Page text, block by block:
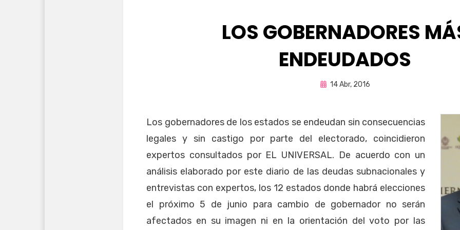
LOS GOBERNADORES
ENDEUDADOS
porEnrique
Publicada
14 Abr, 2016
Los gobernadores de los estados se endeudan sin consecuencias
legales y sin castigo por parte del electorado, coincidieron
expertos consultados por EL UNIVERSAL. De acuerdo con un
análisis elaborado por este diario de las deudas subnacionales y
entrevistas con expertos, los 12 estados donde habrá elecciones
el próximo 5 de junio para cambio de gobernador no serán
afectados en su imagen ni en la orientación del voto por las